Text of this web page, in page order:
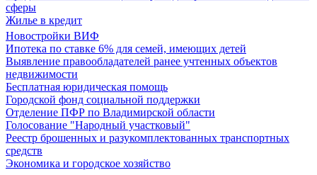
сферы
Жилье в кредит
Новостройки ВИФ
Ипотека по ставке 6% для семей, имеющих детей
Выявление правообладателей ранее учтенных объектов
недвижимости
Бесплатная юридическая помощь
Городской фонд социальной поддержки
Отделение ПФР по Владимирской области
Голосование "Народный участковый"
Реестр брошенных и разукомплектованных транспортных
средств
Экономика и городское хозяйство